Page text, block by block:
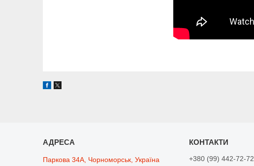
Паркова 34А, Чорноморськ, Україна +380 (99) 442-72-72